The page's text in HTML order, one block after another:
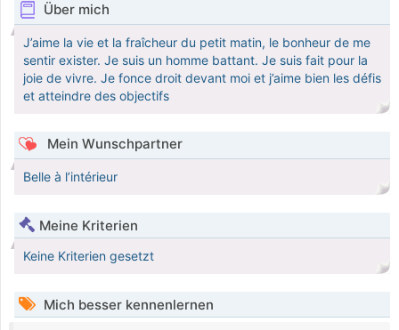
Über mich
J’aime la vie et la fraîcheur du petit matin, le bonheur de me
sentir exister. Je suis un homme battant. Je suis fait pour la
joie de vivre. Je fonce droit devant moi et j’aime bien les défis
et atteindre des objectifs
Mein Wunschpartner
Belle à l’intérieur
Meine Kriterien
Keine Kriterien gesetzt
Mich besser kennenlernen